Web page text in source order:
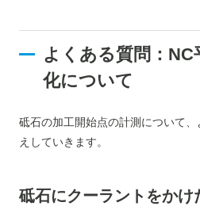
よくある質問：NC
化について
砥石の加工開始点の計測について
えしていきます。
砥石にクーラントをかけ